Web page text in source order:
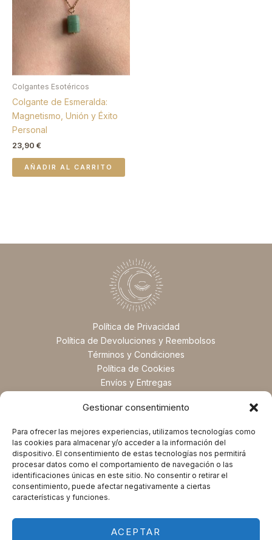
Gestionar consentimiento
Para ofrecer las mejores experiencias, utilizamos tecnologías como
las cookies para almacenar y/o acceder a la información del
dispositivo. El consentimiento de estas tecnologías nos permitirá
procesar datos como el comportamiento de navegación o las
identificaciones únicas en este sitio. No consentir o retirar el
consentimiento, puede afectar negativamente a ciertas
características y funciones.
ACEPTAR
Colgantes Esotéricos
Colgante de Esmeralda:
Magnetismo, Unión y Éxito
Personal
23,90 €
AÑADIR AL CARRITO
Política de Privacidad
Política de Devoluciones y Reembolsos
Términos y Condiciones
Política de Cookies
Envíos y Entregas